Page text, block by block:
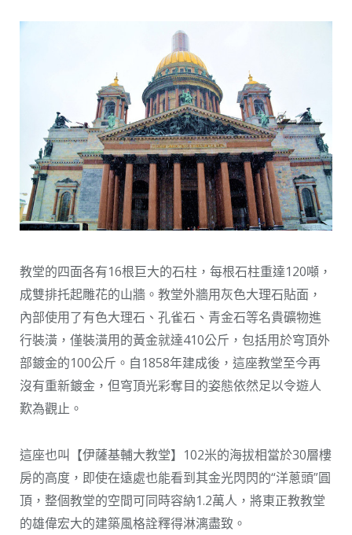
教堂的四面各有16根巨大的石柱，每根石柱重達120噸，
成雙排托起雕花的山牆。教堂外牆用灰色大理石貼面，
內部使用了有色大理石、孔雀石、青金石等名貴礦物進
行裝潢，僅裝潢用的黃金就達410公斤，包括用於穹頂外
部鍍金的100公斤。自1858年建成後，這座教堂至今再
沒有重新鍍金，但穹頂光彩奪目的姿態依然足以令遊人
歎為觀止。
這座也叫【伊薩基輔大教堂】102米的海拔相當於30層樓
房的高度，即使在遠處也能看到其金光閃閃的“洋蔥頭”圓
頂，整個教堂的空間可同時容納1.2萬人，將東正教教堂
的雄偉宏大的建築風格詮釋得淋漓盡致。